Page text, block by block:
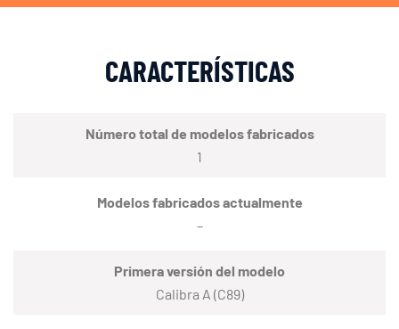
CARACTERÍSTICAS
Número total de modelos fabricados
1
Modelos fabricados actualmente
–
Primera versión del modelo
Calibra A (C89)